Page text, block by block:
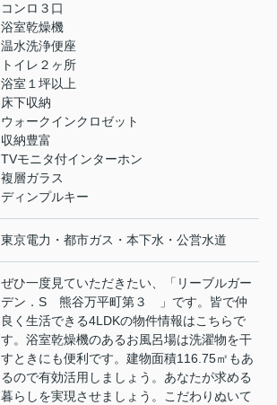
コンロ３口
浴室乾燥機
温水洗浄便座
トイレ２ヶ所
浴室１坪以上
床下収納
ウォークインクロゼット
収納豊富
TVモニタ付インターホン
複層ガラス
ディンプルキー
東京電力・都市ガス・本下水・公営水道
ぜひ一度見ていただきたい、「リーブルガー
デン．S 熊谷万平町第３ 」です。皆で仲
良く生活できる4LDKの物件情報はこちらで
す。浴室乾燥機のあるお風呂場は洗濯物を干
すときにも便利です。建物面積116.75㎡もあ
るので有効活用しましょう。あなたが求める
暮らしを実現させましょう。こだわりぬいて